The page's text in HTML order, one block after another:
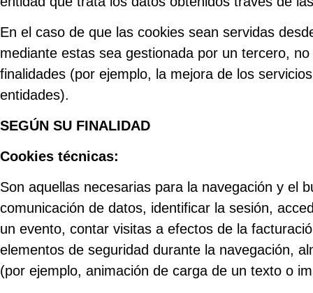
En el caso de que las cookies sean servidas
mediante estas sea gestionada por un tercero,
finalidades (por ejemplo, la mejora de los
entidades).
SEGÚN SU FINALIDAD
Cookies técnicas:
Son aquellas necesarias para la navegación y el
comunicación de datos, identificar la sesión,
un evento, contar visitas a efectos de la
elementos de seguridad durante la navegación,
(por ejemplo, animación de carga de un texto o